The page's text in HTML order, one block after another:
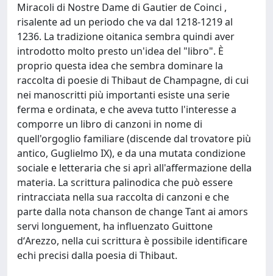
Miracoli di Nostre Dame di Gautier de Coinci ,
risalente ad un periodo che va dal 1218-1219 al
1236. La tradizione oitanica sembra quindi aver
introdotto molto presto un'idea del "libro". È
proprio questa idea che sembra dominare la
raccolta di poesie di Thibaut de Champagne, di cui
nei manoscritti più importanti esiste una serie
ferma e ordinata, e che aveva tutto l'interesse a
comporre un libro di canzoni in nome di
quell'orgoglio familiare (discende dal trovatore più
antico, Guglielmo IX), e da una mutata condizione
sociale e letteraria che si aprì all'affermazione della
materia. La scrittura palinodica che può essere
rintracciata nella sua raccolta di canzoni e che
parte dalla nota chanson de change Tant ai amors
servi longuement, ha influenzato Guittone
dʻArezzo, nella cui scrittura è possibile identificare
echi precisi dalla poesia di Thibaut.